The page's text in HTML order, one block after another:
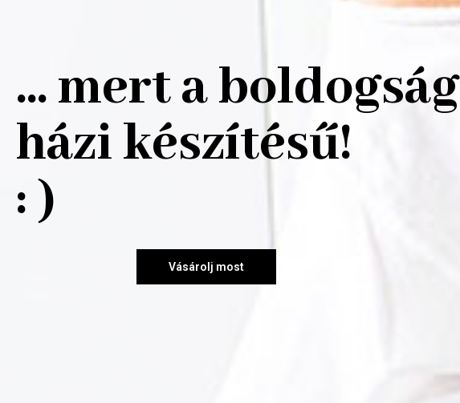
... mert a boldogság
házi készítésű!
: )
Vásárolj most